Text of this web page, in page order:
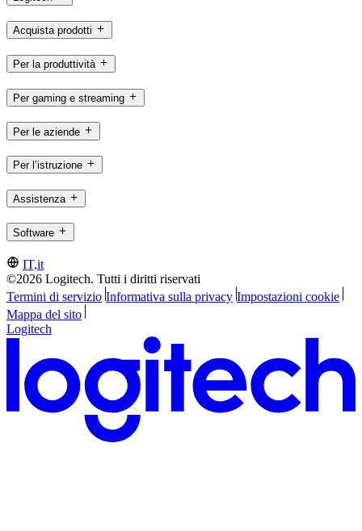
Acquista prodotti
Per la produttività
Per gaming e streaming
Per le aziende
Per l’istruzione
Assistenza
Software
IT,it
©2026 Logitech. Tutti i diritti riservati
Termini di servizio Informativa sulla privacy Impostazioni cookie
Mappa del sito
Logitech